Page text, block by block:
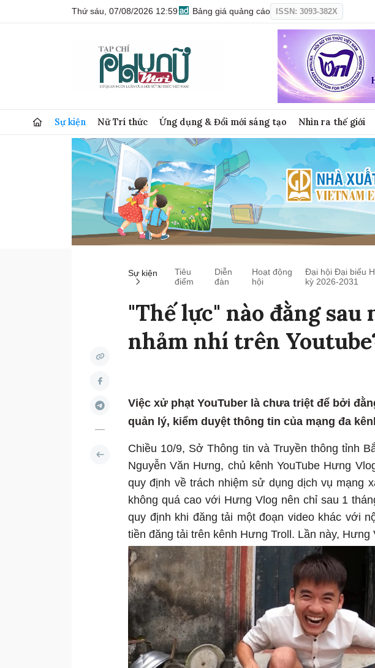
Thứ sáu, 07/08/2026 12:59 Bảng giá quảng cáo ISSN: 3093-382X
Sự kiện Nữ Trí thức Ứng dụng & Đổi mới sáng tạo Nhìn ra thế giới
Sự kiện
Tiêu
điểm
Diễn
đàn
Hoạt động
hội
Đại hội Đại biểu
kỳ 2026-2031
"Thế lực" nào đằng sau
nhảm nhí trên
Việc xử phạt YouTuber là chưa triệt để bởi
quản lý, kiểm duyệt thông tin của mạng đa
Chiều 10/9, Sở Thông tin và Truyền thông tỉnh
Nguyễn Văn Hưng, chủ kênh YouTube Hưng
quy định về trách nhiệm sử dụng dịch vụ mạng
không quá cao với Hưng Vlog nên chỉ sau 1
quy định khi đăng tải một đoạn video khác với
tiền đăng tải trên kênh Hưng Troll. Lần này,